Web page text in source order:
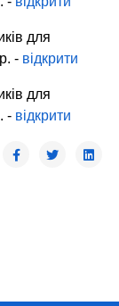
для
- відкрити
для
- відкрити